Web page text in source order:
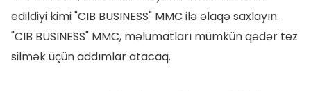
edildiyi kimi "CIB BUSINESS" MMC ilə əlaqə saxlayın.
"CIB BUSINESS" MMC, məlumatları mümkün qədər tez
silmək üçün addımlar atacaq.